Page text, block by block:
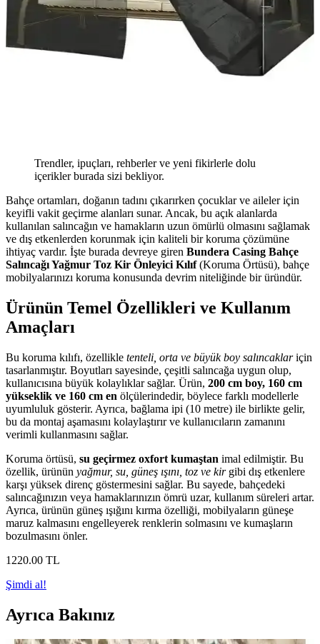
Trendler, ipuçları, rehberler ve yeni fikirlerle dolu
içerikler burada sizi bekliyor.
Bahçe ortamları, doğanın tadını çıkarırken çocuklar ve aileler için
keyifli vakit geçirme alanları sunar. Ancak, bu açık alanlarda
kullanılan salıncağın ve hamakların uzun ömürlü olmasını sağlamak
ve dış etkenlerden korunmak için kaliteli bir koruma çözümüne
ihtiyaç vardır. İşte burada devreye giren Bundera Casing Bahçe
Salıncağı Yağmur Toz Kir Önleyici Kılıf(Koruma Örtüsü), bahçe
mobilyalarınızı koruma konusunda devrim niteliğinde bir üründür.
Ürünün Temel Özellikleri ve Kullanım
Amaçları
Bu koruma kılıfı, özellikle tenteli, orta ve büyük boy salıncaklariçin
tasarlanmıştır. Boyutları sayesinde, çeşitli salıncağa uygun olup,
kullanıcısına büyük kolaylıklar sağlar. Ürün, 200 cm boy, 160 cm
yükseklik ve 160 cm en ölçülerindedir, böylece farklı modellerle
uyumluluk gösterir. Ayrıca, bağlama ipi (10 metre) ile birlikte gelir,
bu da montaj aşamasını kolaylaştırır ve kullanıcıların zamanını
verimli kullanmasını sağlar.
Koruma örtüsü, su geçirmez oxfort kumaştan imal edilmiştir. Bu
özellik, ürünün yağmur, su, güneş ışını, toz ve kirgibi dış etkenlere
karşı yüksek direnç göstermesini sağlar. Bu sayede, bahçedeki
salıncağınızın veya hamaklarınızın ömrü uzar, kullanım süreleri artar.
Ayrıca, ürünün güneş ışığını kırma özelliği, mobilyaların güneşe
maruz kalmasını engelleyerek renklerin solmasını ve kumaşların
bozulmasını önler.
1220.00 TL
Şimdi al!
Ayrıca Bakınız